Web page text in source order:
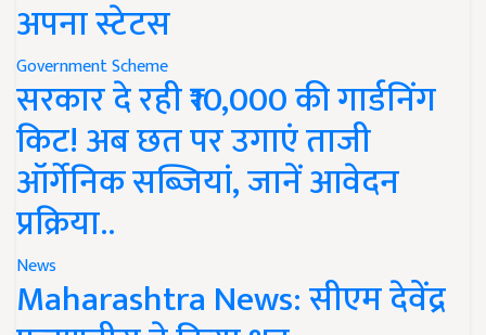
अपना स्टेटस
Government Scheme
सरकार दे रही ₹10,000 की गार्डनिंग
किट! अब छत पर उगाएं ताजी
ऑर्गेनिक सब्जियां, जानें आवेदन
प्रक्रिया..
News
Maharashtra News: सीएम देवेंद्र